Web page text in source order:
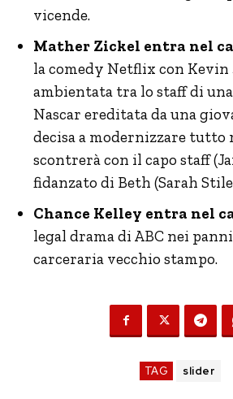
vicende.
Mather Zickel entra nel
la comedy Netflix con Kevin
ambientata tra lo staff di
Nascar ereditata da una
decisa a modernizzare tutto
scontrerà con il capo staff
fidanzato di Beth (Sarah
Chance Kelley entra nel
legal drama di ABC nei
carceraria vecchio stampo.
TAG slider